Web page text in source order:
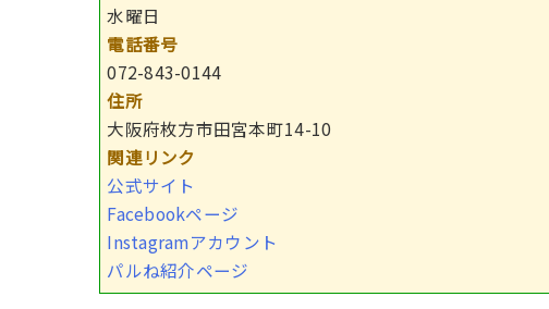
水曜日
電話番号
072-843-0144
住所
大阪府枚方市田宮本町14-10
関連リンク
公式サイト
Facebookページ
Instagramアカウント
パルね紹介ページ